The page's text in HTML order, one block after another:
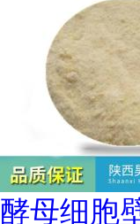
酵母细胞